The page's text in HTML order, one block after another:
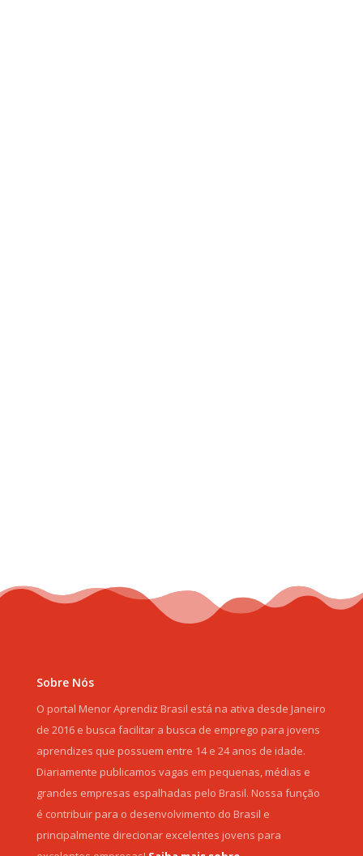
Sobre Nós
O portal Menor Aprendiz Brasil está na ativa desde Janeiro
de 2016 e busca facilitar a busca de emprego para jovens
aprendizes que possuem entre 14 e 24 anos de idade.
Diariamente publicamos vagas em pequenas, médias e
grandes empresas espalhadas pelo Brasil. Nossa função
é contribuir para o desenvolvimento do Brasil e
principalmente direcionar excelentes jovens para